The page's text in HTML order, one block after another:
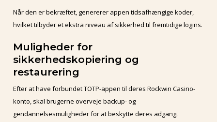
Når den er bekræftet, genererer appen tidsafhængige koder,
hvilket tilbyder et ekstra niveau af sikkerhed til fremtidige logins.
Muligheder for
sikkerhedskopiering og
restaurering
Efter at have forbundet TOTP-appen til deres Rockwin Casino-
konto, skal brugerne overveje backup- og
gendannelsesmuligheder for at beskytte deres adgang.